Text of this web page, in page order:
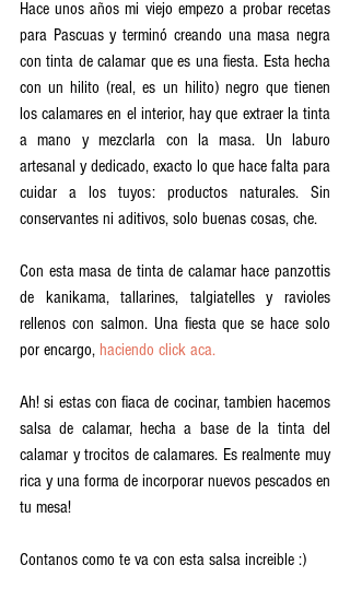
Hace unos años mi viejo empezo a probar recetas
para Pascuas y terminó creando una masa negra
con tinta de calamar que es una fiesta. Esta hecha
con un hilito (real, es un hilito) negro que tienen
los calamares en el interior, hay que extraer la tinta
a mano y mezclarla con la masa. Un laburo
artesanal y dedicado, exacto lo que hace falta para
cuidar a los tuyos: productos naturales. Sin
conservantes ni aditivos, solo buenas cosas, che.
Con esta masa de tinta de calamar hace panzottis
de kanikama, tallarines, talgiatelles y ravioles
rellenos con salmon. Una fiesta que se hace solo
por encargo, haciendo click aca.
Ah! si estas con fiaca de cocinar, tambien hacemos
salsa de calamar, hecha a base de la tinta del
calamar y trocitos de calamares. Es realmente muy
rica y una forma de incorporar nuevos pescados en
tu mesa!
Contanos como te va con esta salsa increible :)